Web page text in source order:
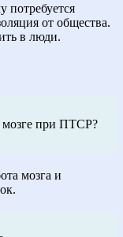
потребуется
от общества.
в люди.
мозге при ПТСР?
мозга и